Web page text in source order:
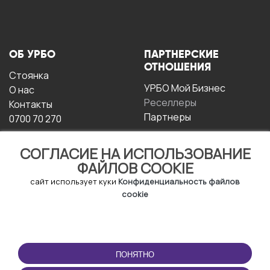
СОГЛАСИЕ НА ИСПОЛЬЗОВАНИЕ
ФАЙЛОВ COOKIE
сайт использует куки Конфиденциальность файлов
cookie
ПОНЯТНО
ОБ УРБО
Стоянка
О нас
Контакты
0700 70 270
ПАРТНЕРСКИЕ
ОТНОШЕНИЯ
УРБО Мой Бизнес
Реселлеры
Партнеры
ЭКСПЛУАТАЦИИ
Условия и положения
ПРИЛОЖЕНИЕ